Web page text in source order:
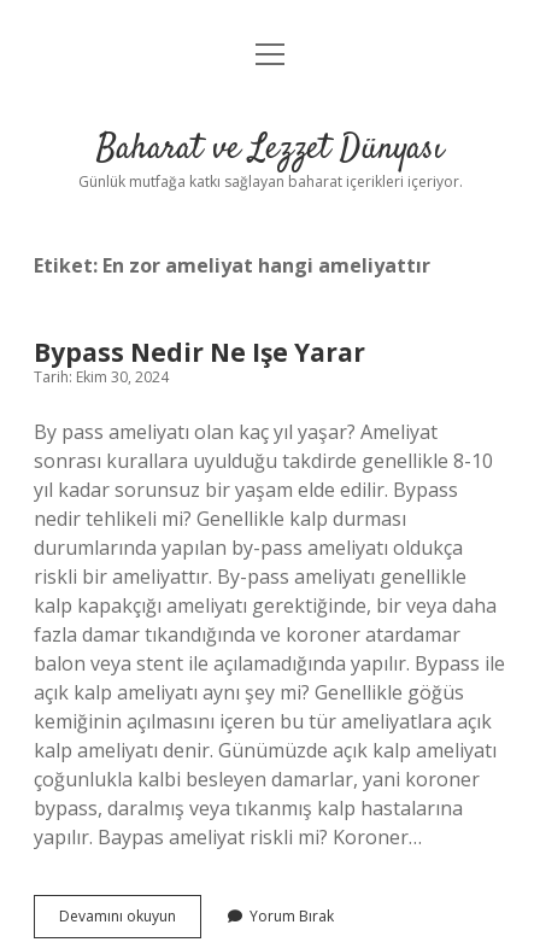
Anasayfa
Yasal Uyarı
menüyü
Baharat ve Lezzet Dünyası
Günlük mutfağa katkı sağlayan baharat içerikleri içeriyor.
Etiket: En zor ameliyat hangi ameliyattır
Bypass Nedir Ne Işe Yarar
Tarih: Ekim 30, 2024
By pass ameliyatı olan kaç yıl yaşar? Ameliyat
sonrası kurallara uyulduğu takdirde genellikle 8-10
yıl kadar sorunsuz bir yaşam elde edilir. Bypass
nedir tehlikeli mi? Genellikle kalp durması
durumlarında yapılan by-pass ameliyatı oldukça
riskli bir ameliyattır. By-pass ameliyatı genellikle
kalp kapakçığı ameliyatı gerektiğinde, bir veya daha
fazla damar tıkandığında ve koroner atardamar
balon veya stent ile açılamadığında yapılır. Bypass ile
açık kalp ameliyatı aynı şey mi? Genellikle göğüs
kemiğinin açılmasını içeren bu tür ameliyatlara açık
kalp ameliyatı denir. Günümüzde açık kalp ameliyatı
çoğunlukla kalbi besleyen damarlar, yani koroner
bypass, daralmış veya tıkanmış kalp hastalarına
yapılır. Baypas ameliyat riskli mi? Koroner…
Devamını okuyun
Nedir
Yorum Bırak